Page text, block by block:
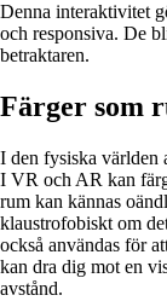
Denna interaktivitet
och responsiva. De
betraktaren.
Färger som
I den fysiska världen
I VR och AR kan
rum kan kännas
klaustrofobiskt om
också användas för
kan dra dig mot en
avstånd.